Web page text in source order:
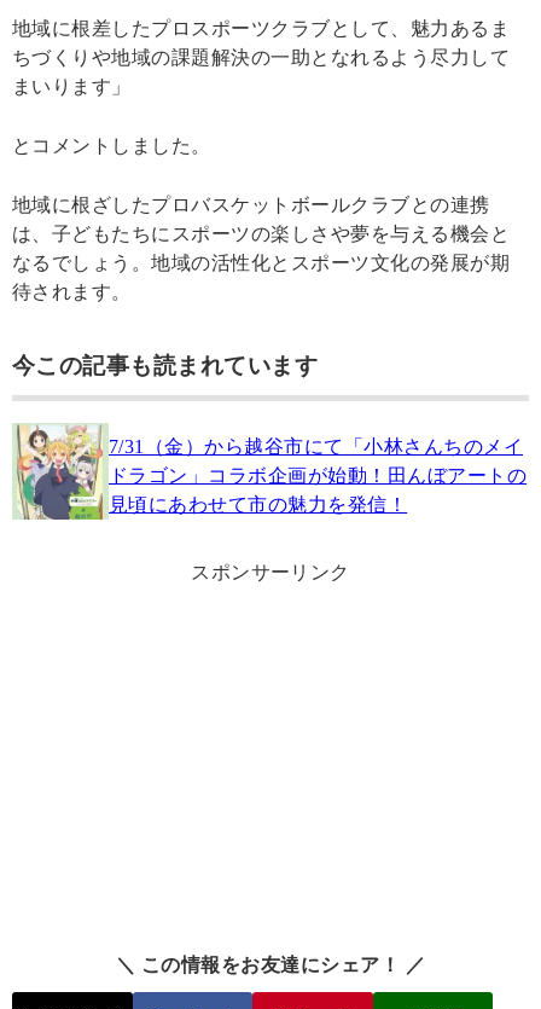
地域に根差したプロスポーツクラブとして、魅力あるま
ちづくりや地域の課題解決の一助となれるよう尽力して
まいります」
とコメントしました。
地域に根ざしたプロバスケットボールクラブとの連携
は、子どもたちにスポーツの楽しさや夢を与える機会と
なるでしょう。地域の活性化とスポーツ文化の発展が期
待されます。
今この記事も読まれています
7/31（金）から越谷市にて「小林さんちのメイ
ドラゴン」コラボ企画が始動！田んぼアートの
見頃にあわせて市の魅力を発信！
スポンサーリンク
＼ この情報をお友達にシェア！ ／